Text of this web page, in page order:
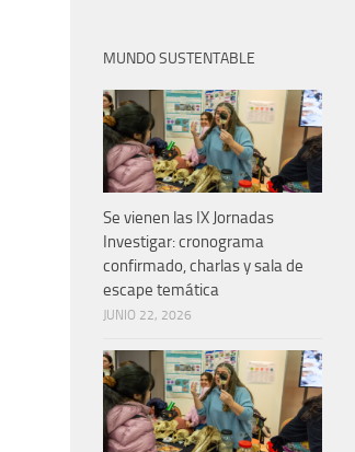
MUNDO SUSTENTABLE
Se vienen las IX Jornadas
Investigar: cronograma
confirmado, charlas y sala de
escape temática
JUNIO 22, 2026